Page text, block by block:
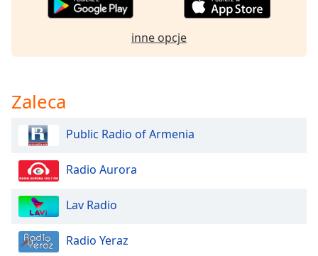
the
Text
Opacity
Text
Background
Color
inne opcje
Zaleca
Public Radio of Armenia
Radio Aurora
Lav Radio
Radio Yeraz